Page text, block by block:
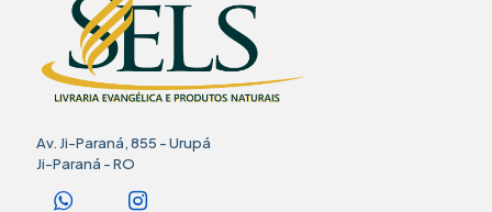
Av. Ji-Paraná, 855 - Urupá
Ji-Paraná - RO